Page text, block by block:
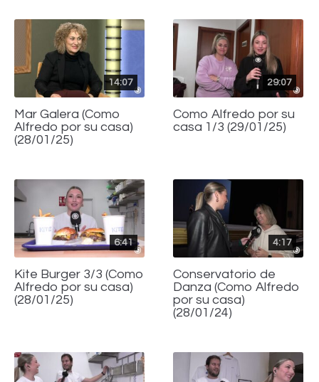
14:07
Mar Galera (Como
Alfredo por su casa)
(28/01/25)
29:07
Como Alfredo por su
casa 1/3 (29/01/25)
6:41
Kite Burger 3/3 (Como
Alfredo por su casa)
(28/01/25)
4:17
Conservatorio de
Danza (Como Alfredo
por su casa)
(28/01/24)